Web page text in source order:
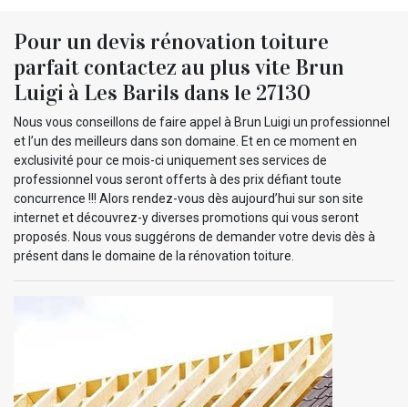
Pour un devis rénovation toiture
parfait contactez au plus vite Brun
Luigi à Les Barils dans le 27130
Nous vous conseillons de faire appel à Brun Luigi un professionnel
et l’un des meilleurs dans son domaine. Et en ce moment en
exclusivité pour ce mois-ci uniquement ses services de
professionnel vous seront offerts à des prix défiant toute
concurrence !!! Alors rendez-vous dès aujourd’hui sur son site
internet et découvrez-y diverses promotions qui vous seront
proposés. Nous vous suggérons de demander votre devis dès à
présent dans le domaine de la rénovation toiture.